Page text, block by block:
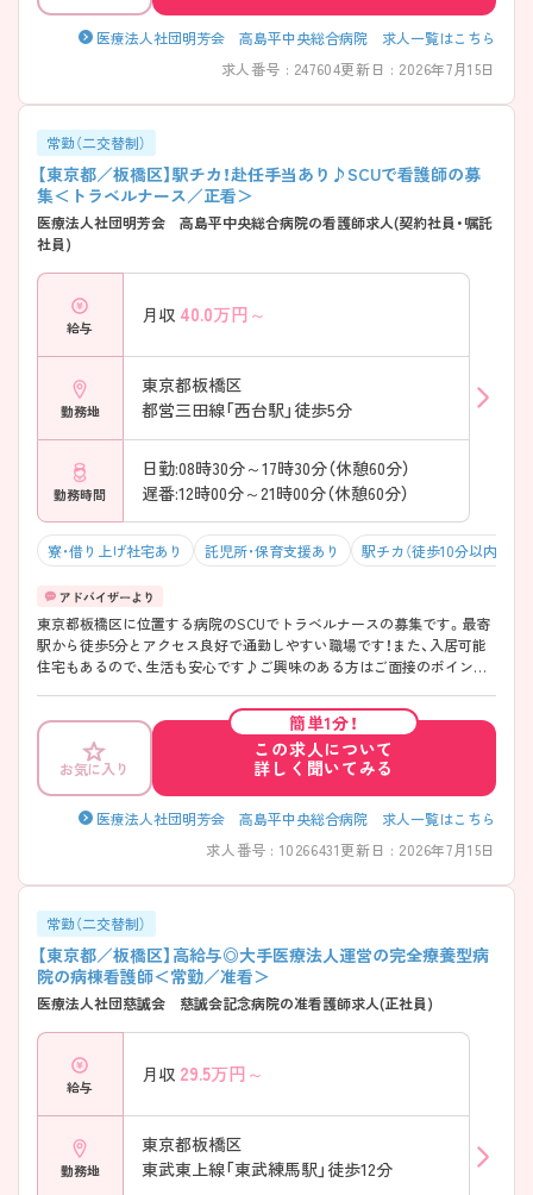
医療法人社団明芳会 高島平中央総合病院 求人一覧はこちら
求人番号 : 247604更新日 : 2026年7月15日
常勤（二交替制）
【東京都／板橋区】駅チカ！赴任手当あり♪SCUで看護師の募
集＜トラベルナース／正看＞
医療法人社団明芳会 高島平中央総合病院の看護師求人(契約社員・嘱託
社員)
給与
月収 40.0万円～
勤務地
東京都板橋区
都営三田線「西台駅」徒歩5分
勤務時間
日勤:08時30分～17時30分（休憩60分）
遅番:12時00分～21時00分（休憩60分）
寮・借り上げ社宅あり 託児所・保育支援あり 駅チカ（徒歩10分以内）
東京都板橋区に位置する病院のSCUでトラベルナースの募集です。最寄
駅から徒歩5分とアクセス良好で通勤しやすい職場です！また、入居可能
住宅もあるので、生活も安心です♪ご興味のある方はご面接のポイント
お気に入り
簡単1分！
この求人について
詳しく聞いてみる
医療法人社団明芳会 高島平中央総合病院 求人一覧はこちら
求人番号 : 10266431更新日 : 2026年7月15日
常勤（二交替制）
【東京都／板橋区】高給与◎大手医療法人運営の完全療養型病
院の病棟看護師＜常勤／准看＞
医療法人社団慈誠会 慈誠会記念病院の准看護師求人(正社員)
給与
月収 29.5万円～
勤務地
東京都板橋区
東武東上線「東武練馬駅」徒歩12分